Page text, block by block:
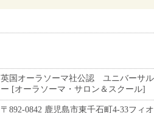
英国オーラソーマ社公認 ユニバーサ
ー [オーラソーマ・サロン＆スクール]
〒892-0842 鹿児島市東千石町4-33フィ